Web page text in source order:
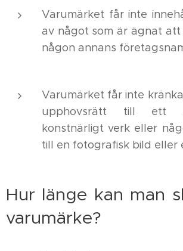
Varumärket får inte
av något som är ägnat
någon annans
Varumärket får inte
upphovsrätt till ett
konstnärligt verk eller
till en fotografisk bild eller
Hur länge kan man
varumärke?